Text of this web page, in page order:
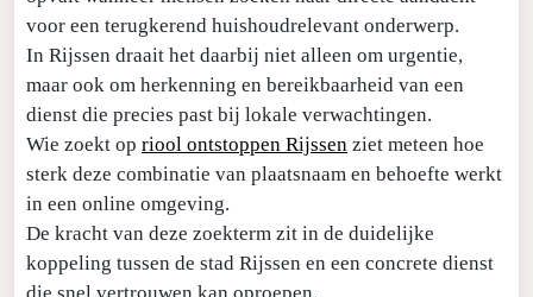
voor een terugkerend huishoudrelevant onderwerp.
In Rijssen draait het daarbij niet alleen om urgentie,
maar ook om herkenning en bereikbaarheid van een
dienst die precies past bij lokale verwachtingen.
Wie zoekt op riool ontstoppen Rijssen ziet meteen hoe
sterk deze combinatie van plaatsnaam en behoefte werkt
in een online omgeving.
De kracht van deze zoekterm zit in de duidelijke
koppeling tussen de stad Rijssen en een concrete dienst